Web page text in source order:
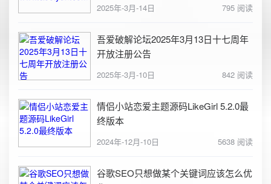
2025年-3月-14日 795 阅读
吾爱破解论坛2025年3月13日十七周年
开放注册公告
2025年-3月-10日 842 阅读
情侣小站恋爱主题源码LikeGirl 5.2.0最
终版本
2024年-12月-10日 5638 阅读
谷歌SEO只想做某个关键词应该怎么优